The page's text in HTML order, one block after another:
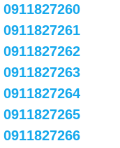
0911827260
0911827261
0911827262
0911827263
0911827264
0911827265
0911827266